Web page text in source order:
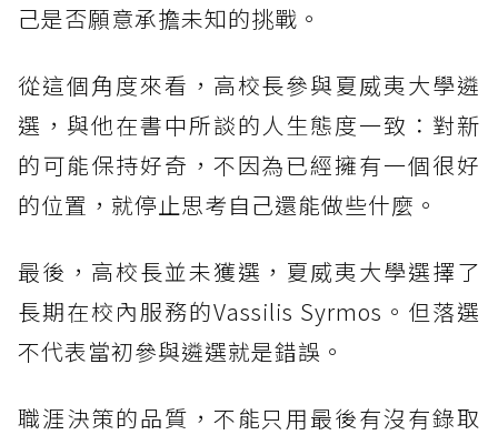
己是否願意承擔未知的挑戰。
從這個角度來看，高校長參與夏威夷大學遴
選，與他在書中所談的人生態度一致：對新
的可能保持好奇，不因為已經擁有一個很好
的位置，就停止思考自己還能做些什麼。
最後，高校長並未獲選，夏威夷大學選擇了
長期在校內服務的Vassilis Syrmos。但落選
不代表當初參與遴選就是錯誤。
職涯決策的品質，不能只用最後有沒有錄取